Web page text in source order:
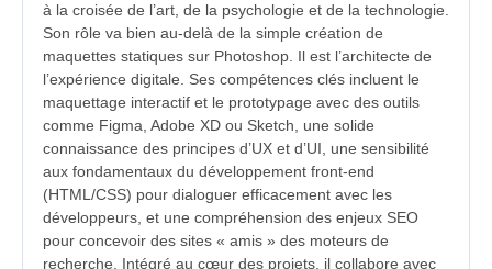
à la croisée de l’art, de la psychologie et de la technologie.
Son rôle va bien au-delà de la simple création de
maquettes statiques sur Photoshop. Il est l’architecte de
l’expérience digitale. Ses compétences clés incluent le
maquettage interactif et le prototypage avec des outils
comme Figma, Adobe XD ou Sketch, une solide
connaissance des principes d’UX et d’UI, une sensibilité
aux fondamentaux du développement front-end
(HTML/CSS) pour dialoguer efficacement avec les
développeurs, et une compréhension des enjeux SEO
pour concevoir des sites « amis » des moteurs de
recherche. Intégré au cœur des projets, il collabore avec